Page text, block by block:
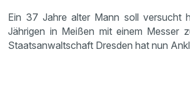
Ein 37 Jahre alter Mann soll versucht
Jährigen in Meißen mit einem Messer
Staatsanwaltschaft Dresden hat nun